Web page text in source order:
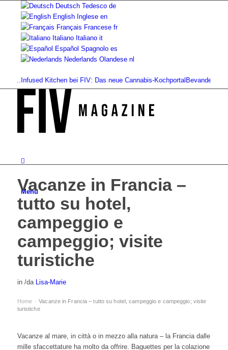
Deutsch Tedesco de
English Inglese en
Français Francese fr
Italiano Italiano it
Español Spagnolo es
Nederlands Olandese nl
Infused Kitchen bei FIV: Das neue Cannabis-KochportalBevande a base di
Menu
Vacanze in Francia –
tutto su hotel,
campeggio e
campeggio; visite
turistiche
in /da Lisa-Marie
Home › Vacanze in Francia – tutto su hotel, campeggio e campeggio; visite
turistiche
Vacanze al mare, in città o in mezzo alla natura – la Francia dalle
mille sfaccettature ha molto da offrire. Baguettes per la colazione